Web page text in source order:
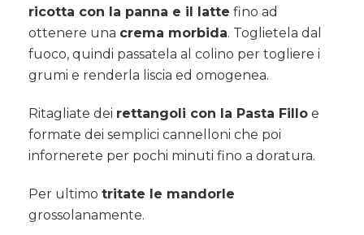
ricotta con la panna e il latte fino ad
ottenere una crema morbida. Toglietela dal
fuoco, quindi passatela al colino per togliere i
grumi e renderla liscia ed omogenea.
Ritagliate dei rettangoli con la Pasta Fillo e
formate dei semplici cannelloni che poi
infornerete per pochi minuti fino a doratura.
Per ultimo tritate le mandorle
grossolanamente.